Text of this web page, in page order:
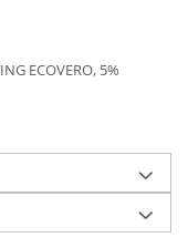
ECOVERO, 5%